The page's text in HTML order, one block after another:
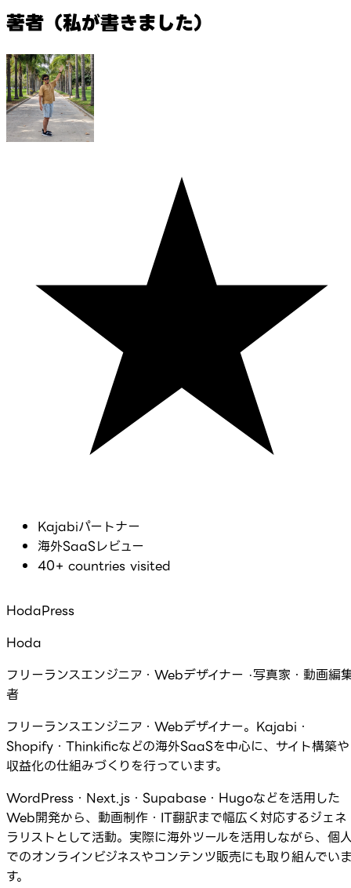
著者（私が書きました）
Kajabiパートナー
海外SaaSレビュー
40+ countries visited
HodaPress
Hoda
フリーランスエンジニア・Webデザイナー ·写真家・動画編
者
フリーランスエンジニア・Webデザイナー。Kajabi・
Shopify・Thinkificなどの海外SaaSを中心に、サイト構築や
収益化の仕組みづくりを行っています。
WordPress・Next.js・Supabase・Hugoなどを活用した
Web開発から、動画制作・IT翻訳まで幅広く対応するジェネ
ラリストとして活動。実際に海外ツールを活用しながら、個
でのオンラインビジネスやコンテンツ販売にも取り組んでい
す。